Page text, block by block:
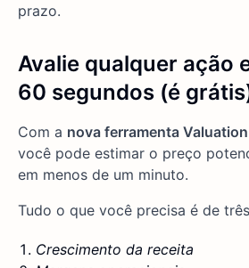
prazo.
Avalie qualquer ação
60 segundos (é
Com a nova ferramenta
você pode estimar o preço
em menos de um minuto.
Tudo o que você precisa é de
Crescimento da receita